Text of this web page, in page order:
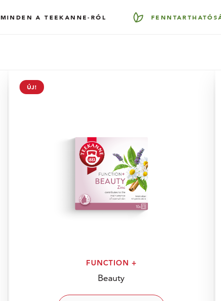
MINDEN A TEEKANNE-RÓL
ÚJ!
FUNCTION +
Beauty